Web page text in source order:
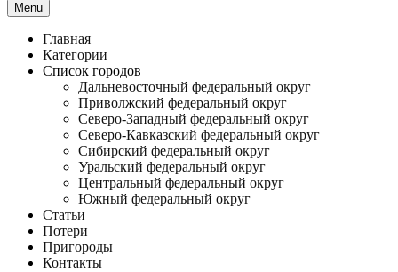
Menu
Главная
Категории
Список городов
Дальневосточный федеральный округ
Приволжский федеральный округ
Северо-Западный федеральный округ
Северо-Кавказский федеральный округ
Сибирский федеральный округ
Уральский федеральный округ
Центральный федеральный округ
Южный федеральный округ
Статьи
Потери
Пригороды
Контакты